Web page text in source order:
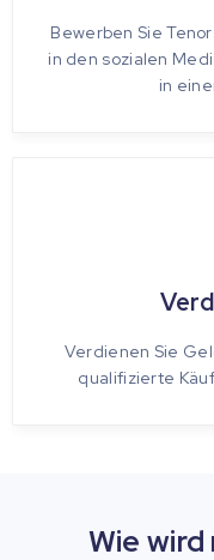
Bewerben Sie
in den sozialen
in
Verdienen Sie
qualifizierte
Wie